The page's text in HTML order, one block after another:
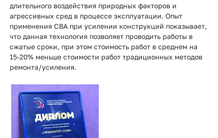
длительного воздействия природных факторов и
агрессивных сред в процессе эксплуатации. Опыт
применения СВА при усилении конструкций показывает,
что данная технология позволяет проводить работы в
сжатые сроки, при этом стоимость работ в среднем на
15-20% меньше стоимости работ традиционных методов
ремонта/усиления.